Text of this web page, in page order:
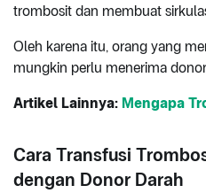
trombosit dan membuat
Oleh karena itu, orang yang
mungkin perlu menerima
Artikel Lainnya: Mengapa
Cara Transfusi
dengan Donor Darah